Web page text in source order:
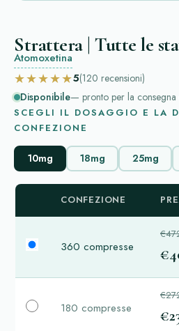
Strattera | Tutte le
Atomoxetina
★★★★★5(120 recensioni)
Disponibile— pronto per la
SCEGLI IL DOSAGGIO E LA
CONFEZIONE
10mg 18mg 25mg
CONFEZIONE
360 compresse
180 compresse